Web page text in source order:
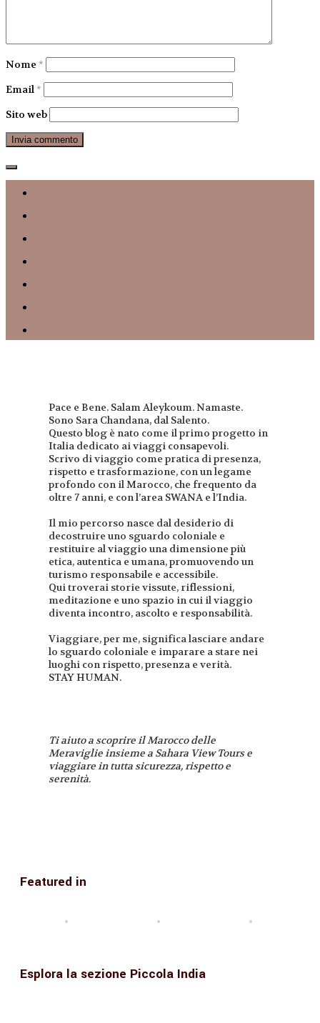
Nome *
Email *
Sito web
Pace e Bene. Salam Aleykoum. Namaste.
Sono Sara Chandana, dal Salento.
Questo blog è nato come il primo progetto in
Italia dedicato ai viaggi consapevoli.
Scrivo di viaggio come pratica di presenza,
rispetto e trasformazione, con un legame
profondo con il Marocco, che frequento da
oltre 7 anni, e con l’area SWANA e l’India.
Il mio percorso nasce dal desiderio di
decostruire uno sguardo coloniale e
restituire al viaggio una dimensione più
etica, autentica e umana, promuovendo un
turismo responsabile e accessibile.
Qui troverai storie vissute, riflessioni,
meditazione e uno spazio in cui il viaggio
diventa incontro, ascolto e responsabilità.
Viaggiare, per me, significa lasciare andare
lo sguardo coloniale e imparare a stare nei
luoghi con rispetto, presenza e verità.
STAY HUMAN.
Ti aiuto a scoprire il Marocco delle
Meraviglie insieme a Sahara View Tours e
viaggiare in tutta sicurezza, rispetto e
serenità.
Featured in
Esplora la sezione Piccola India